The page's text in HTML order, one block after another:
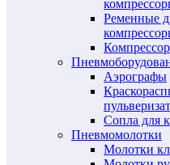
Ременные
Аэрографы
Сопла для
Пневмомолотки
Молотки